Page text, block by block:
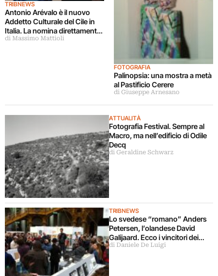
TRIBNEWS
Antonio Arévalo è il nuovo
Addetto Culturale del Cile in
Italia. La nomina direttamente
dal presidente Michelle
di Massimo Mattioli
FOTOGRAFIA
Palinopsia: una mostra a metà
al Pastificio Cerere
di Giuseppe Arnesano
ATTUALITÀ
Fotografia Festival. Sempre al
Macro, ma nell’edificio di Odile
Decq
di Geraldine Schwarz
TRIBNEWS
Lo svedese “romano” Anders
Petersen, l’olandese David
Galijaard. Ecco i vincitori dei
Photobook Awards di Paris
di Daniele De Luigi